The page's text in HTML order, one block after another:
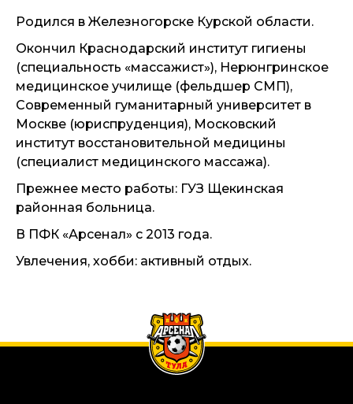
Родился в Железногорске Курской области.
Окончил Краснодарский институт гигиены
(специальность «массажист»), Нерюнгринское
медицинское училище (фельдшер СМП),
Современный гуманитарный университет в
Москве (юриспруденция), Московский
институт восстановительной медицины
(специалист медицинского массажа).
Прежнее место работы: ГУЗ Щекинская
районная больница.
В ПФК «Арсенал» с 2013 года.
Увлечения, хобби: активный отдых.